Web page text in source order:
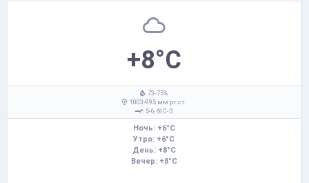
+8°C
: 73-75%
: 1003-995 мм рт.ст.
: 5-6,
С-З
Ночь: +6°C
Утро: +6°C
День: +8°C
Вечер: +8°C